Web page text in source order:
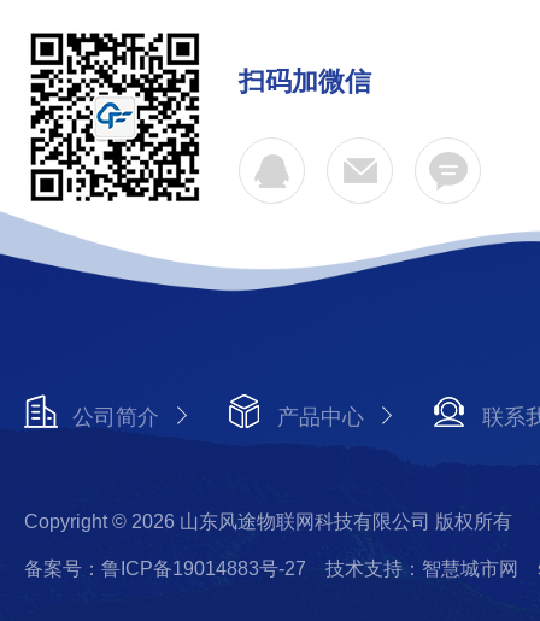
扫码加微信
公司简介 产品中心 联系
Copyright © 2026 山东风途物联网科技有限公司 版权所有
备案号：鲁ICP备19014883号-27 技术支持：智慧城市网